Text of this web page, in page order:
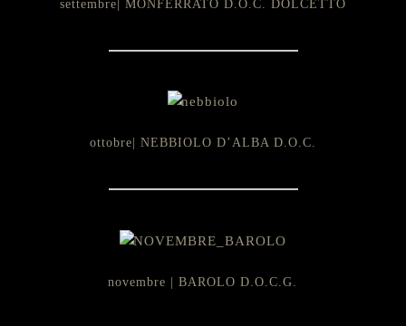
settembre| MONFERRATO D.O.C. DOLCETTO
ottobre| NEBBIOLO D’ALBA D.O.C.
novembre | BAROLO D.O.C.G.